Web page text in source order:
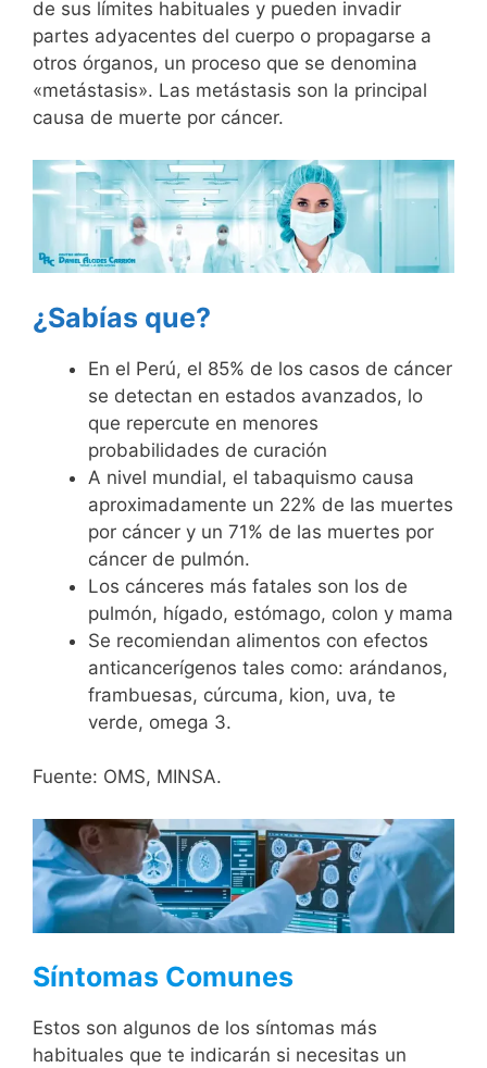
de sus límites habituales y pueden invadir
partes adyacentes del cuerpo o propagarse a
otros órganos, un proceso que se denomina
«metástasis». Las metástasis son la principal
causa de muerte por cáncer.
¿Sabías que?
En el Perú, el 85% de los casos de cáncer
se detectan en estados avanzados, lo
que repercute en menores
probabilidades de curación
A nivel mundial, el tabaquismo causa
aproximadamente un 22% de las muertes
por cáncer y un 71% de las muertes por
cáncer de pulmón.
Los cánceres más fatales son los de
pulmón, hígado, estómago, colon y mama
Se recomiendan alimentos con efectos
anticancerígenos tales como: arándanos,
frambuesas, cúrcuma, kion, uva, te
verde, omega 3.
Fuente: OMS, MINSA.
Síntomas Comunes
Estos son algunos de los síntomas más
habituales que te indicarán si necesitas un